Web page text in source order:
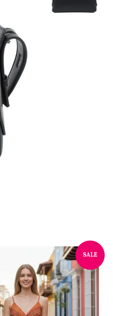
SALE